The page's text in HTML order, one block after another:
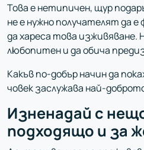
Това е нетипичен, щур
не е нужно получателят да
да хареса това изживяване.
любопитен и да обича
Какъв по-добър начин да
човек заслужава най-
Изненадай с
подходящо и за